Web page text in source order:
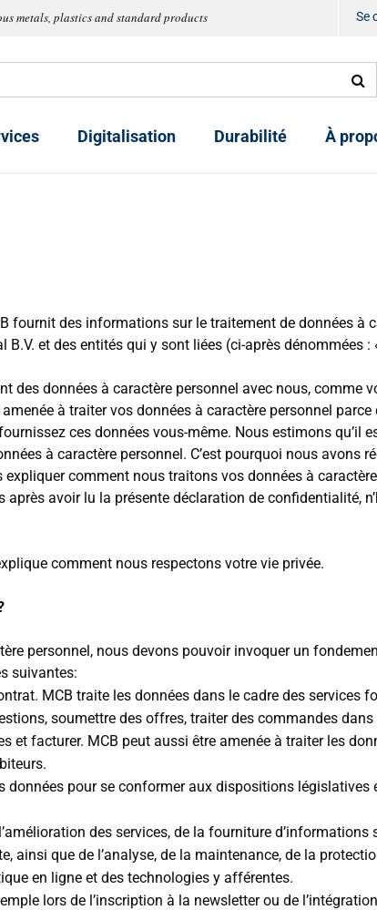
metals, plastics and standard products Se
Digitalisation Durabilité À
fournit des informations sur le traitement de données à
et des entités qui y sont liées (ci-après dénommées :
des données à caractère personnel avec nous, comme
à traiter vos données à caractère personnel parce
ces données vous-même. Nous estimons qu’il
à caractère personnel. C’est pourquoi nous avons
comment nous traitons vos données à
avoir lu la présente déclaration de confidentialité,
comment nous respectons votre vie privée.
personnel, nous devons pouvoir invoquer un
suivantes:
MCB traite les données dans le cadre des services
soumettre des offres, traiter des commandes
et facturer. MCB peut aussi être amenée à traiter les
données pour se conformer aux dispositions législatives
des services, de la fourniture d’informations
ainsi que de l’analyse, de la maintenance, de la
en ligne et des technologies y afférentes.
lors de l’inscription à la newsletter ou de